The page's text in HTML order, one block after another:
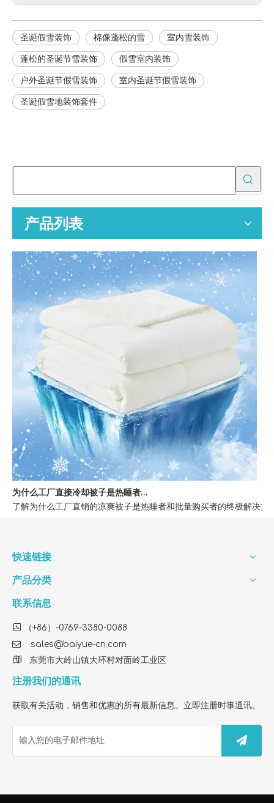
圣诞假雪装饰 棉像蓬松的雪 室内雪装饰
蓬松的圣诞节雪装饰 假雪室内装饰
户外圣诞节假雪装饰 室内圣诞节假雪装饰
圣诞假雪地装饰套件
产品列表
为什么工厂直接冷却被子是热睡者的最佳选择
了解为什么工厂直销的凉爽被子是热睡者和批量购买者的终极解决
快速链接
产品分类
联系信息
 （+86）-0769-3380-0088
 sales@baiyue-cn.com
 东莞市大岭山镇大环村对面岭工业区
注册我们的通讯
获取有关活动，销售和优惠的所有最新信息。立即注册时事通讯。